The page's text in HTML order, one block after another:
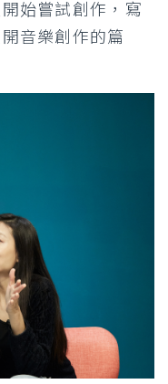
始嘗試創作，寫
音樂創作的篇